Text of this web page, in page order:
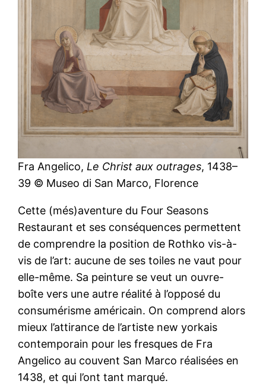
Fra Angelico, Le Christ aux outrages, 1438–
39 © Museo di San Marco, Florence
Cette (més)aventure du Four Seasons
Restaurant et ses conséquences permettent
de comprendre la position de Rothko vis-à-
vis de l’art: aucune de ses toiles ne vaut pour
elle-même. Sa peinture se veut un ouvre-
boîte vers une autre réalité à l’opposé du
consumérisme américain. On comprend alors
mieux l’attirance de l’artiste new yorkais
contemporain pour les fresques de Fra
Angelico au couvent San Marco réalisées en
1438, et qui l’ont tant marqué.